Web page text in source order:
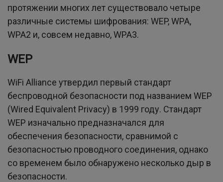
протяжении многих лет существовало четыре
различные системы шифрования: WEP, WPA,
WPA2 и, совсем недавно, WPA3.
WEP
WiFi Alliance утвердил первый стандарт
беспроводной безопасности под названием WEP
(Wired Equivalent Privacy) в 1999 году. Стандарт
WEP изначально предназначался для
обеспечения безопасности, сравнимой с
безопасностью проводного соединения, однако
со временем было обнаружено несколько дыр в
безопасности.